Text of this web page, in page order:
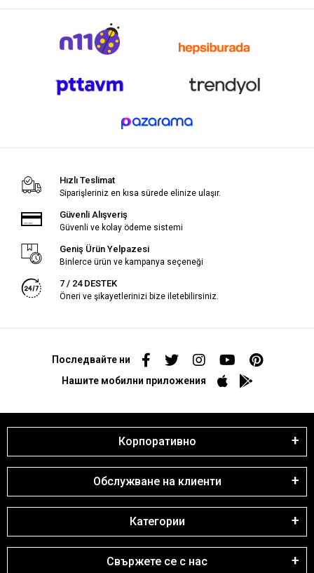
Hızlı Teslimat
Siparişleriniz en kısa sürede elinize ulaşır.
Güvenli Alışveriş
Güvenli ve kolay ödeme sistemi
Geniş Ürün Yelpazesi
Binlerce ürün ve kampanya seçeneği
7 / 24 DESTEK
Öneri ve şikayetlerinizi bize iletebilirsiniz.
Последвайте ни
Нашите мобилни приложения
Корпоративно
Обслужване на клиенти
Категории
Свържете се с нас